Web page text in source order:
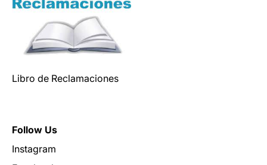
Libro de Reclamaciones
Follow Us
Instagram